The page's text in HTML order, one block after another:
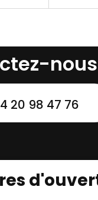
nous
20 98 47 76